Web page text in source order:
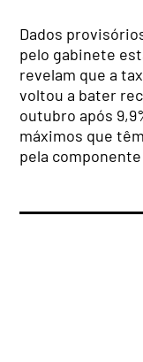
Dados
pelo gabinete
revelam que a
voltou a bater
outubro após
máximos que
pela